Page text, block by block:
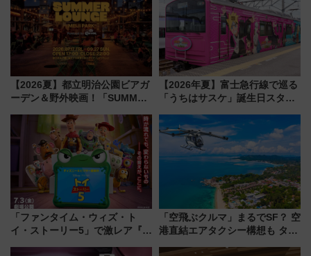
【2026夏】都立明治公園ビアガ
ーデン＆野外映画！「SUMMER
ケジュール 夜風とビール、映画
を満喫！
【2026年夏】富士急行線で巡る
「うちはサスケ」誕生日スタン
定グルメ＆グッズ徹底ガイド
「ファンタイム・ウィズ・ト
イ・ストーリー5」で激レア『ロ
「空飛ぶクルマ」まるでSF？ 空
港直結エアタクシー構想も タイ